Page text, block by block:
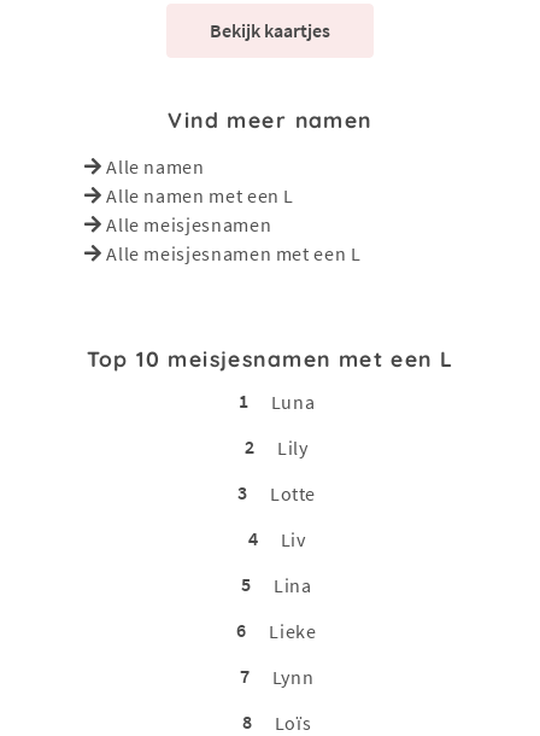
Bekijk kaartjes
Vind meer namen
Alle namen
Alle namen met een L
Alle meisjesnamen
Alle meisjesnamen met een L
Top 10 meisjesnamen met een L
1
Luna
2
Lily
3
Lotte
4
Liv
5
Lina
6
Lieke
7
Lynn
8
Loïs